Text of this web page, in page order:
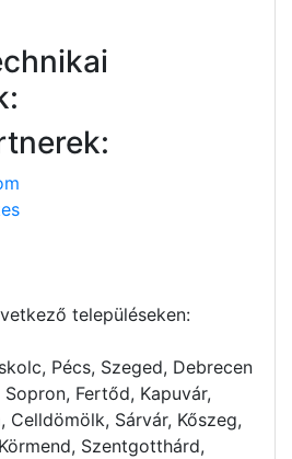
településeken:
Pécs, Szeged, Debrecen
Fertőd, Kapuvár,
Celldömölk, Sárvár, Kőszeg,
Szentgotthárd,